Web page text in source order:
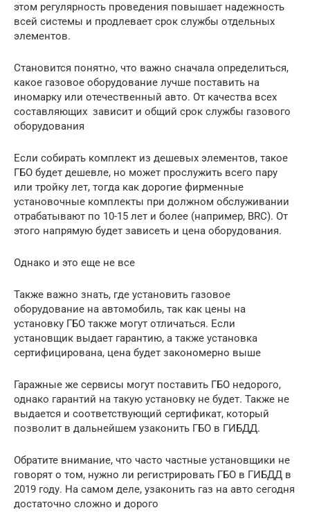
этом регулярность проведения повышает надежность
всей системы и продлевает срок службы отдельных
элементов.
Становится понятно, что важно сначала определиться,
какое газовое оборудование лучше поставить на
иномарку или отечественный авто. От качества всех
составляющих зависит и общий срок службы газового
оборудования
Если собирать комплект из дешевых элементов, такое
ГБО будет дешевле, но может прослужить всего пару
или тройку лет, тогда как дорогие фирменные
установочные комплекты при должном обслуживании
отрабатывают по 10-15 лет и более (например, BRC). От
этого напрямую будет зависеть и цена оборудования.
Однако и это еще не все
Также важно знать, где установить газовое
оборудование на автомобиль, так как цены на
установку ГБО также могут отличаться. Если
установщик выдает гарантию, а также установка
сертифицирована, цена будет закономерно выше
Гаражные же сервисы могут поставить ГБО недорого,
однако гарантий на такую установку не будет. Также не
выдается и соответствующий сертификат, который
позволит в дальнейшем узаконить ГБО в ГИБДД.
Обратите внимание, что часто частные установщики не
говорят о том, нужно ли регистрировать ГБО в ГИБДД в
2019 году. На самом деле, узаконить газ на авто сегодня
достаточно сложно и дорого